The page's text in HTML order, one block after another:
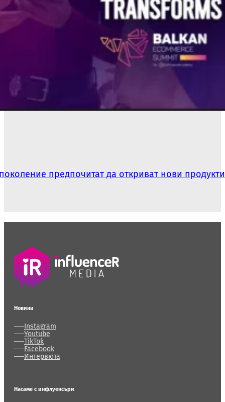
предпочитат да откриват нови
Новини
Instagram
Youtube
TikTok
Facebook
Интервюта
Насаме с инфлуенсъри